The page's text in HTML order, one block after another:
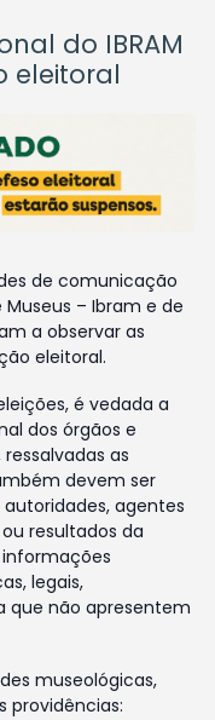
do IBRAM
eleitoral
de comunicação
– Ibram e de
a observar as
eleitoral.
é vedada a
dos órgãos e
as
devem ser
agentes
resultados da
legais,
que não apresentem
museológicas,
providências: